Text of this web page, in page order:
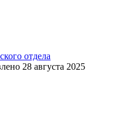
отдела
28 августа 2025